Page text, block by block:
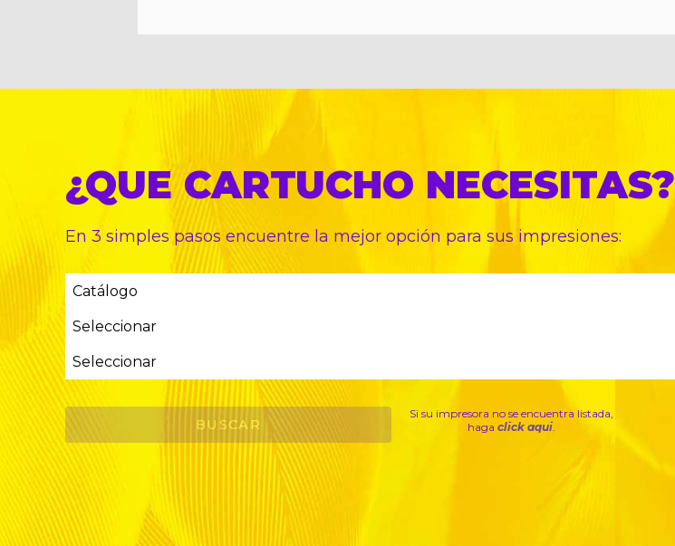
¿QUE CARTUCHO NECESITAS?
En 3 simples pasos encuentre la mejor opción para sus impresiones:
Si su impresora no se encuentra listada,
haga click aqui.